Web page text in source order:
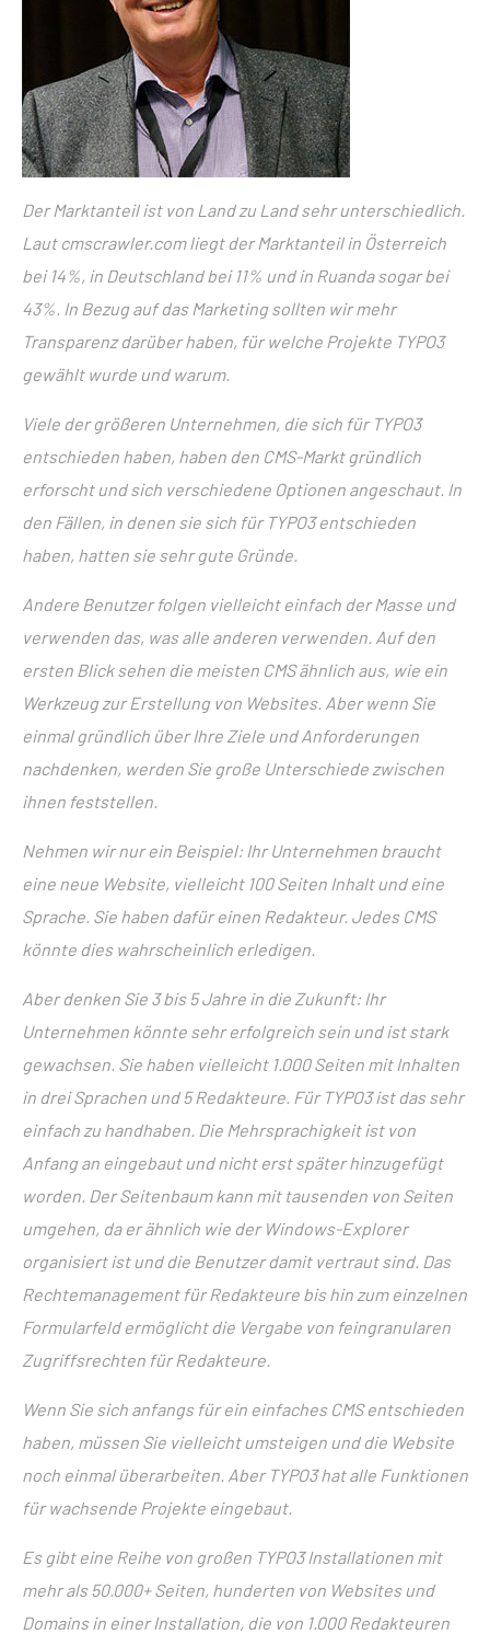
Der Marktanteil ist von Land zu Land sehr unterschiedlich.
Laut cmscrawler.com liegt der Marktanteil in Österreich
bei 14%, in Deutschland bei 11% und in Ruanda sogar bei
43%. In Bezug auf das Marketing sollten wir mehr
Transparenz darüber haben, für welche Projekte TYPO3
gewählt wurde und warum.
Viele der größeren Unternehmen, die sich für TYPO3
entschieden haben, haben den CMS-Markt gründlich
erforscht und sich verschiedene Optionen angeschaut. In
den Fällen, in denen sie sich für TYPO3 entschieden
haben, hatten sie sehr gute Gründe.
Andere Benutzer folgen vielleicht einfach der Masse und
verwenden das, was alle anderen verwenden. Auf den
ersten Blick sehen die meisten CMS ähnlich aus, wie ein
Werkzeug zur Erstellung von Websites. Aber wenn Sie
einmal gründlich über Ihre Ziele und Anforderungen
nachdenken, werden Sie große Unterschiede zwischen
ihnen feststellen.
Nehmen wir nur ein Beispiel: Ihr Unternehmen braucht
eine neue Website, vielleicht 100 Seiten Inhalt und eine
Sprache. Sie haben dafür einen Redakteur. Jedes CMS
könnte dies wahrscheinlich erledigen.
Aber denken Sie 3 bis 5 Jahre in die Zukunft: Ihr
Unternehmen könnte sehr erfolgreich sein und ist stark
gewachsen. Sie haben vielleicht 1.000 Seiten mit Inhalten
in drei Sprachen und 5 Redakteure. Für TYPO3 ist das sehr
einfach zu handhaben. Die Mehrsprachigkeit ist von
Anfang an eingebaut und nicht erst später hinzugefügt
worden. Der Seitenbaum kann mit tausenden von Seiten
umgehen, da er ähnlich wie der Windows-Explorer
organisiert ist und die Benutzer damit vertraut sind. Das
Rechtemanagement für Redakteure bis hin zum einzelnen
Formularfeld ermöglicht die Vergabe von feingranularen
Zugriffsrechten für Redakteure.
Wenn Sie sich anfangs für ein einfaches CMS entschieden
haben, müssen Sie vielleicht umsteigen und die Website
noch einmal überarbeiten. Aber TYPO3 hat alle Funktionen
für wachsende Projekte eingebaut.
Es gibt eine Reihe von großen TYPO3 Installationen mit
mehr als 50.000+ Seiten, hunderten von Websites und
Domains in einer Installation, die von 1.000 Redakteuren